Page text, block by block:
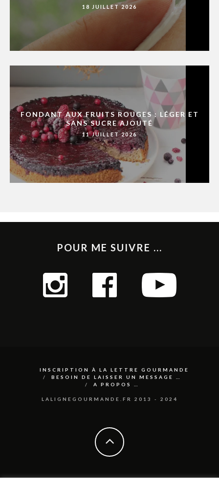
18 JUILLET 2026
FONDANT AUX FRUITS ROUGES : LÉGER ET
SANS SUCRE AJOUTÉ
11 JUILLET 2026
POUR ME SUIVRE ...
INSCRIPTION À LA LETTRE GOURMANDE
BESOIN DE LAISSER UN MESSAGE …
A PROPOS …
LALIGNEGOURMANDE.FR 2013 - 2024